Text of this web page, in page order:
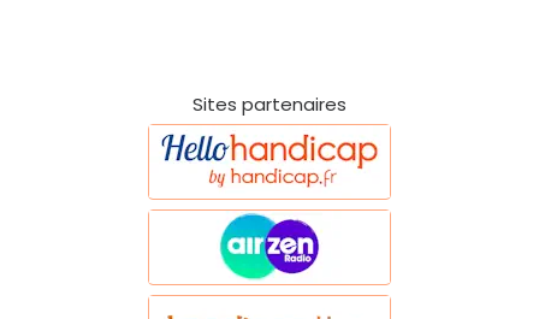
Sites partenaires